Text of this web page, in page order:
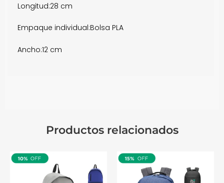
Longitud:28 cm
Empaque individual:Bolsa PLA
Ancho:12 cm
Productos relacionados